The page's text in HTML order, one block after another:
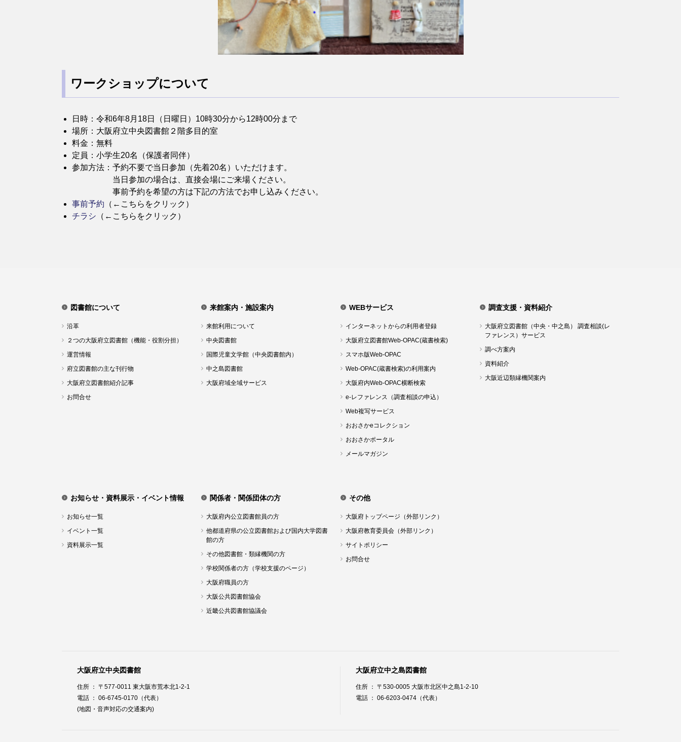
ワークショップについて
日時：令和6年8月18日（日曜日）10時30分から12時00分まで
場所：大阪府立中央図書館２階多目的室
料金：無料
定員：小学生20名（保護者同伴）
参加方法：予約不要で当日参加（先着20名）いただけます。
当日参加の場合は、直接会場にご来場ください。
事前予約を希望の方は下記の方法でお申し込みください。
事前予約 （←こちらをクリック）
チラシ （←こちらをクリック）
図書館について
沿革
２つの大阪府立図書館（機能・役割分担）
運営情報
府立図書館の主な刊行物
大阪府立図書館紹介記事
お問合せ
来館案内・施設案内
来館利用について
中央図書館
国際児童文学館（中央図書館内）
中之島図書館
大阪府域全域サービス
WEBサービス
インターネットからの利用者登録
大阪府立図書館Web-OPAC(蔵書検索)
スマホ版Web-OPAC
Web-OPAC(蔵書検索)の利用案内
大阪府内Web-OPAC横断検索
e-レファレンス（調査相談の申込）
Web複写サービス
おおさかeコレクション
おおさかポータル
メールマガジン
調査支援・資料紹介
大阪府立図書館（中央・中之島） 調査相談(レ
ファレンス）サービス
調べ方案内
資料紹介
大阪近辺類縁機関案内
お知らせ・資料展示・イベント情報
お知らせ一覧
イベント一覧
資料展示一覧
関係者・関係団体の方
大阪府内公立図書館員の方
他都道府県の公立図書館および国内大学図書
館の方
その他図書館・類縁機関の方
学校関係者の方（学校支援のページ）
大阪府職員の方
大阪公共図書館協会
近畿公共図書館協議会
その他
大阪府トップページ（外部リンク）
大阪府教育委員会（外部リンク）
サイトポリシー
お問合せ
大阪府立中央図書館
住所 ： 〒577-0011 東大阪市荒本北1-2-1
電話 ： 06-6745-0170（代表）
(地図・音声対応の交通案内)
大阪府立中之島図書館
住所 ： 〒530-0005 大阪市北区中之島1-2-10
電話 ： 06-6203-0474（代表）